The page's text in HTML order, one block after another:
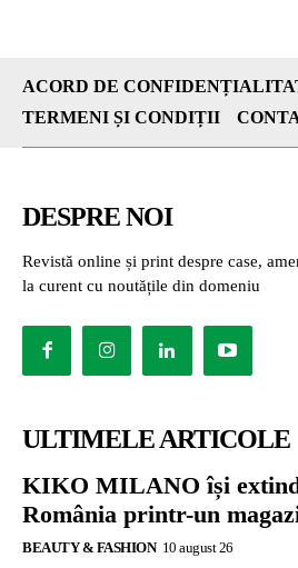
ACORD DE
TERMENI ȘI CONDIȚII
DESPRE NOI
Revistă online și print despre case,
la curent cu noutățile din domeniu
ULTIMELE ARTICOLE
KIKO MILANO își
România printr-un
BEAUTY & FASHION 10 august 26